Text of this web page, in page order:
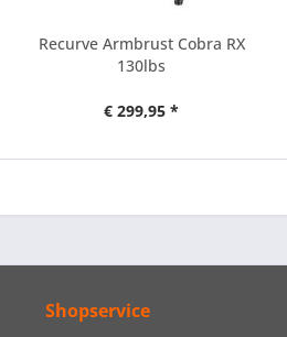
Recurve Armbrust Cobra RX
130lbs
€ 299,95 *
Shopservice